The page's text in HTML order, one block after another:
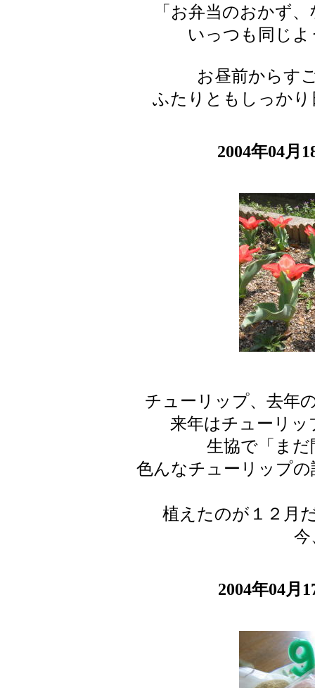
「お弁当のおかず
いっつも同じ
お昼前からす
ふたりともしっか
2004年04月
チューリップ、去年
来年はチューリ
生協で「ま
色んなチューリップ
植えたのが１２月
今
2004年04月